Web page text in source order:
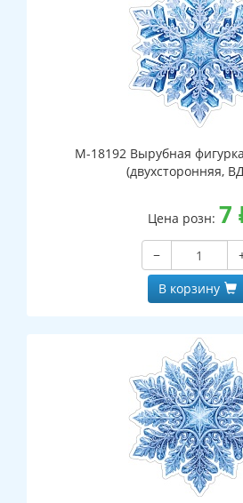
М-18192 Вырубная
(двухсторонняя,
Цена розн: 7
−
В корзину